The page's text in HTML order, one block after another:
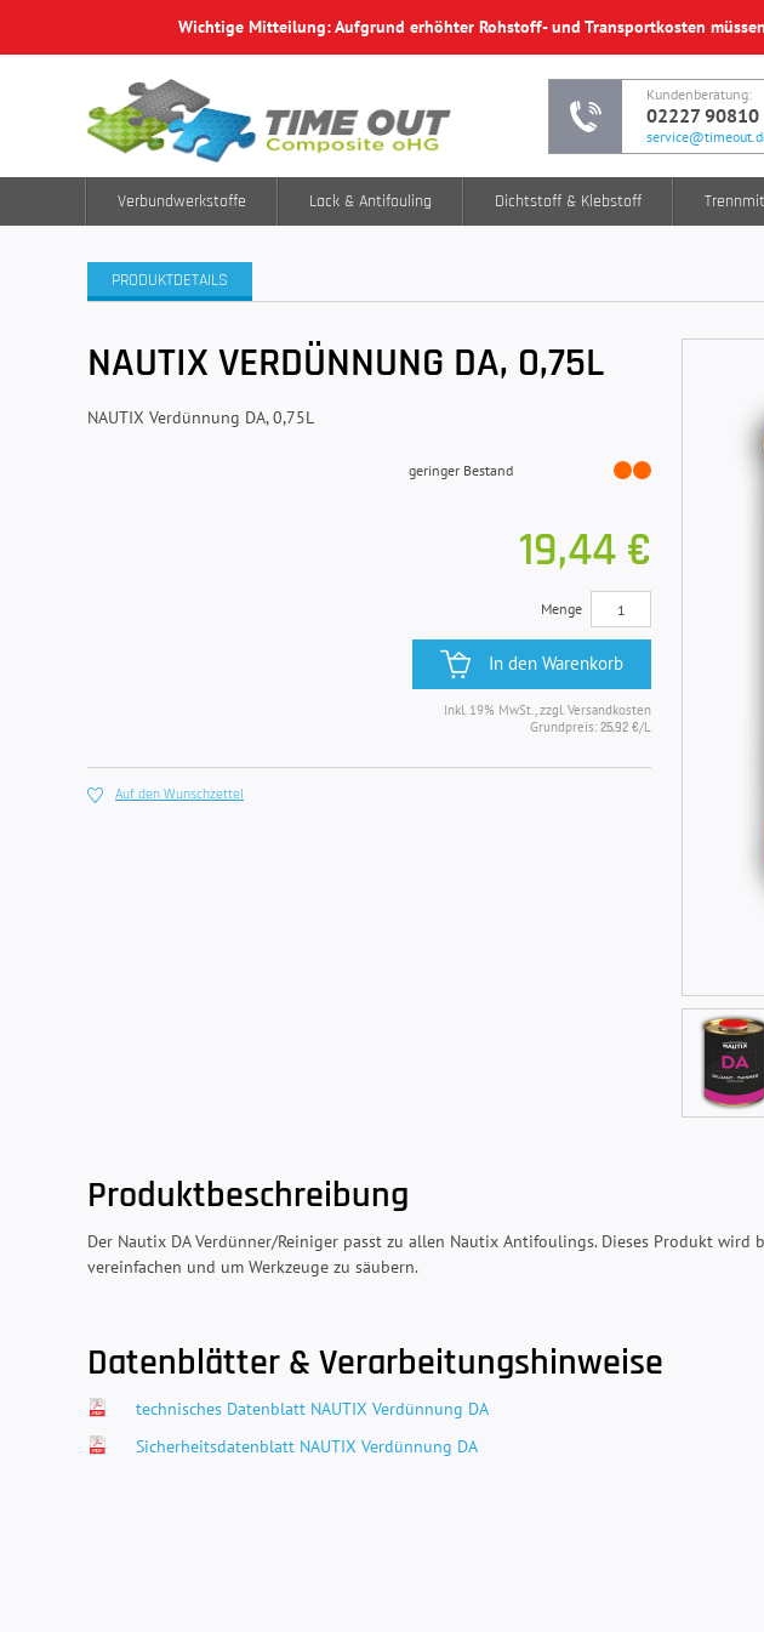
Wichtige Mitteilung: Aufgrund erhöhter Rohstoff- und Transportkosten
Kundenberatung:
02227 90810
Verbundwerkstoffe Lack & Antifouling Dichtstoff & Klebstoff
PRODUKTDETAILS
NAUTIX VERDÜNNUNG DA, 0,75L
NAUTIX Verdünnung DA, 0,75L
geringer Bestand
19,44 €
Menge
In den Warenkorb
Inkl. 19% MwSt., zzgl. Versandkosten
Grundpreis: 25,92 €/L
Auf den Wunschzettel
Produktbeschreibung
Der Nautix DA Verdünner/Reiniger passt zu allen Nautix Antifoulings. Dieses Produkt
vereinfachen und um Werkzeuge zu säubern.
Datenblätter & Verarbeitungshinweise
technisches Datenblatt NAUTIX Verdünnung DA
Sicherheitsdatenblatt NAUTIX Verdünnung DA